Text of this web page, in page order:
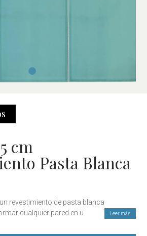
cm
Pasta Blanca
revestimiento de pasta blanca
cualquier pared en un espacio
sofisticado, perfecto para cocinas,
Leer más